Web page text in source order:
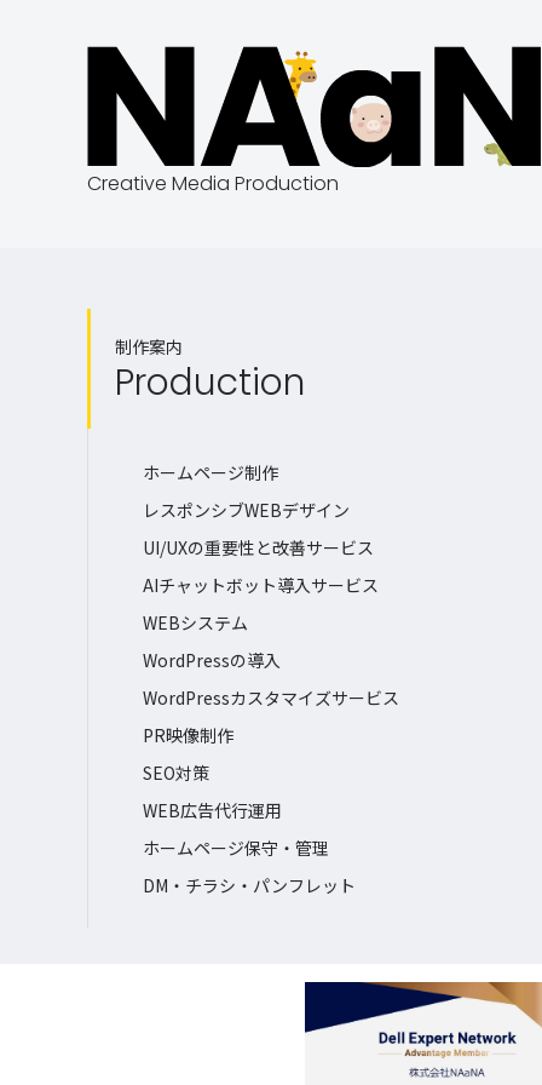
Creative Media Production
制作案内
Production
ホームページ制作
レスポンシブWEBデザイン
UI/UXの重要性と改善サービス
AIチャットボット導入サービス
WEBシステム
WordPressの導入
WordPressカスタマイズサービス
PR映像制作
SEO対策
WEB広告代行運用
ホームページ保守・管理
DM・チラシ・パンフレット